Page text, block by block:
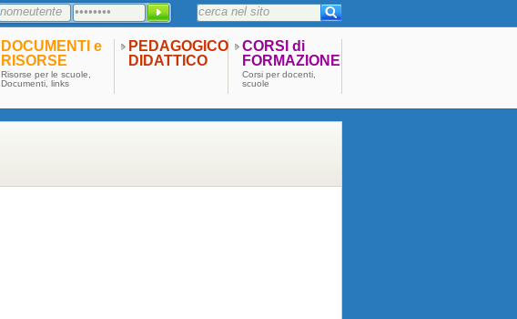
DOCUMENTI e
RISORSE
Risorse per le scuole,
Documenti, links
PEDAGOGICO
DIDATTICO
CORSI di
FORMAZIONE
Corsi per docenti,
scuole